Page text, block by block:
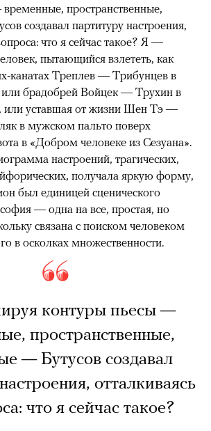
пространственные,
создавал партитуру настроения,
что я сейчас такое? Я —
пытающийся взлететь, как
канатах Треплев — Трибунцев в
брадобрей Войцек — Трухин в
или уставшая от жизни Шен Тэ —
в мужском пальто поверх
в «Добром человеке из Сезуана».
настроений, трагических,
получала яркую форму,
был единицей сценического
— одна на все, простая, но
связана с поиском человеком
в осколках множественности.
контуры пьесы —
пространственные,
— Бутусов создавал
отталкиваясь
что я сейчас такое?